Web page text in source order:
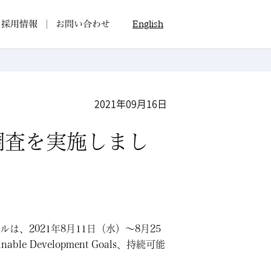
採用情報 お問い合わせ English
2021年09月16日
を実施しまし
は、2021年8月11日（水）～8月25
Development Goals、持続可能